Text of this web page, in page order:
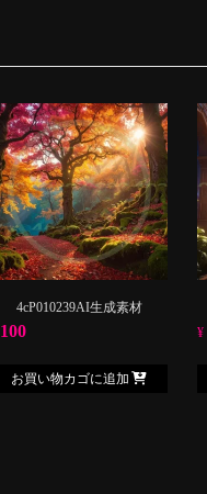
4cP010239AI生成素材
100
お買い物カゴに追加
¥